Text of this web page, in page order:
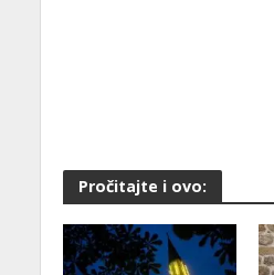
Pročitajte i ovo: